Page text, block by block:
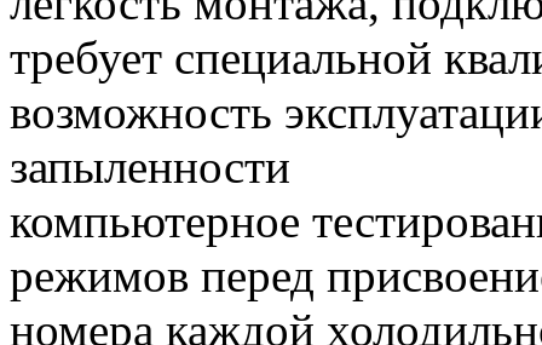
требует специальной
возможность
запыленности
компьютерное
режимов перед
номера каждой